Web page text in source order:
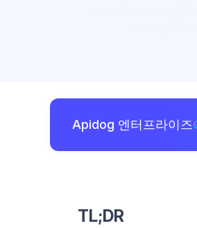
Apidog 엔터프라이즈
TL;DR